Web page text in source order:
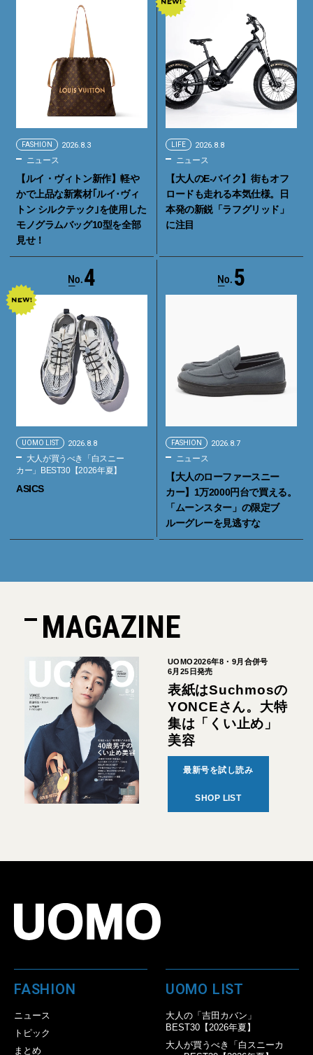
FASHION 2026.8.3
ニュース
【ルイ・ヴィトン新作】軽や
かで上品な新素材｢ルイ･ヴィ
トン シルクテック｣を使用した
モノグラムバッグ10型を全部
見せ！
LIFE 2026.8.8
ニュース
【大人のE-バイク】街もオフ
ロードも走れる本気仕様。日
本発の新鋭「ラフグリッド」
に注目
4
UOMO LIST 2026.8.8
大人が買うべき「白スニー
カー」BEST30【2026年夏】
ASICS
5
FASHION 2026.8.7
ニュース
【大人のローファースニー
カー】1万2000円台で買える。
「ムーンスター」の限定ブ
ルーグレーを見逃すな
MAGAZINE
UOMO2026年8・9月合併号
6月25日発売
表紙はSuchmosの
YONCEさん。大特
集は「くい止め」
美容
最新号を試し読み
SHOP LIST
FASHION
ニュース
トピック
まとめ
UOMO LIST
大人の「吉田カバン」
BEST30【2026年夏】
大人が買うべき「白スニーカ